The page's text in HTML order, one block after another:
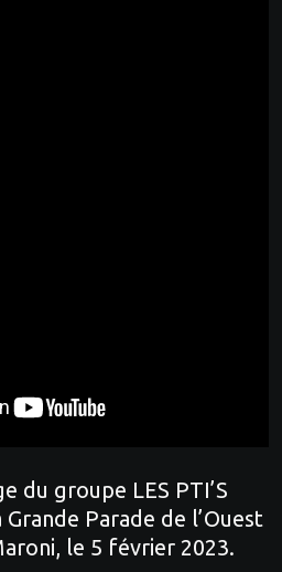
du groupe LES PTI’S
Parade de l’Ouest
le 5 février 2023.